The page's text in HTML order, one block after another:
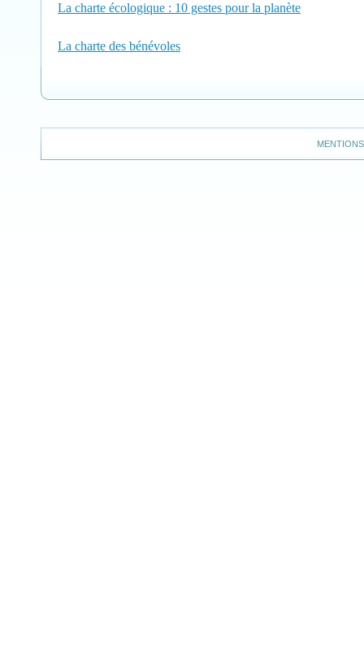
La charte écologique : 10 gestes pour la planète
La charte des bénévoles